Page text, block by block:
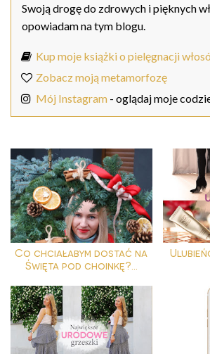
Swoją drogę do zdrowych i pięknych
opowiadam na tym blogu.
Kup moje książki o pielęgnacji
Zobacz moją metamorfozę
Mój Instagram - oglądaj moje
Co chciałabym dostać na
Święta pod choinkę?...